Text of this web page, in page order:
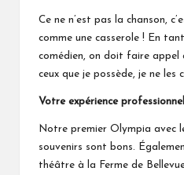
Ce ne n’est pas la chanson,
comme une casserole ! En
comédien, on doit faire appel
ceux que je possède, je ne les
Votre expérience
Notre premier Olympia avec
souvenirs sont bons.
théâtre à la Ferme de